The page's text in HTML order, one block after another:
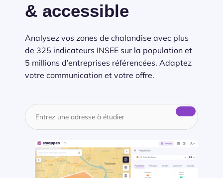
& accessible
Analysez vos zones de chalandise avec plus
de 325 indicateurs INSEE sur la population et
5 millions d’entreprises référencées. Adaptez
votre communication et votre offre.